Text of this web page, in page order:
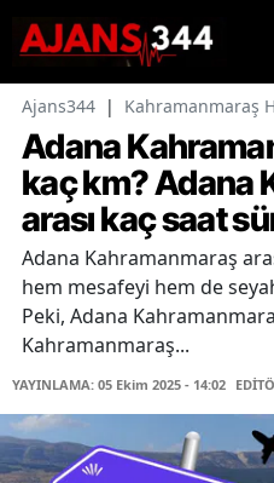
Ajans344 | Kahramanmaraş
Adana
kaç km? Adana
arası kaç saat
Adana Kahramanmaraş
hem mesafeyi hem de
Peki, Adana
Kahramanmaraş...
YAYINLAMA: 05 Ekim 2025 - 14:02